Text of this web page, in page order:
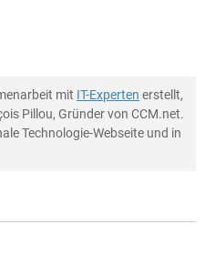
mit IT-Experten erstellt,
Pillou, Gründer von CCM.net.
Technologie-Webseite und in